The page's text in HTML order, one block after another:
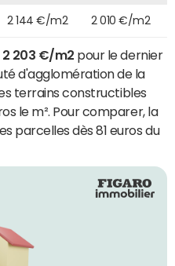
2 144 €/m2 2 010 €/m2
2 203 €/m2 pour le dernier
d'agglomération de la
terrains constructibles
le m². Pour comparer, la
parcelles dès 81 euros du